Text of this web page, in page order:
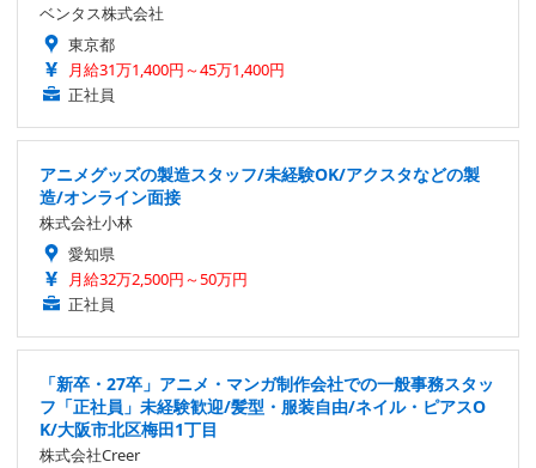
ベンタス株式会社
東京都
月給31万1,400円～45万1,400円
正社員
アニメグッズの製造スタッフ/未経験OK/アクスタなどの製
造/オンライン面接
株式会社小林
愛知県
月給32万2,500円～50万円
正社員
「新卒・27卒」アニメ・マンガ制作会社での一般事務スタッ
フ「正社員」未経験歓迎/髪型・服装自由/ネイル・ピアスO
K/大阪市北区梅田1丁目
株式会社Creer